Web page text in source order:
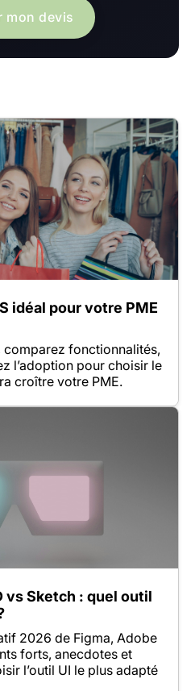
mon devis
idéal pour votre PME
fonctionnalités,
l’adoption pour choisir le
croître votre PME.
vs Sketch : quel outil
2026 de Figma, Adobe
forts, anecdotes et
l’outil UI le plus adapté